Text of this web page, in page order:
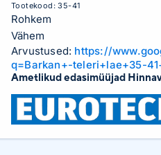
Tootekood:35-41
Rohkem
Vähem
Arvustused: https://
q=Barkan+-teleri+lae+35-
Ametlikud edasimüüjad